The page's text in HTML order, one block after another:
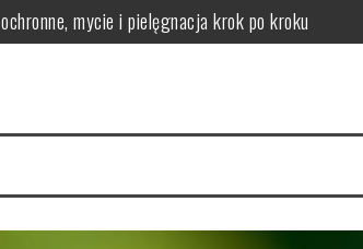
mycie i pielęgnacja krok po kroku
zagrożenie zdrowotne
objawy, rehabilitacja
daje informacje i kiedy wykonuje się RTG zębów